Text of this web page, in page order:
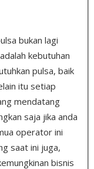
bukan lagi
kebutuhan
pulsa, baik
itu setiap
mendatang
saja jika anda
operator ini
saat ini juga,
bisnis